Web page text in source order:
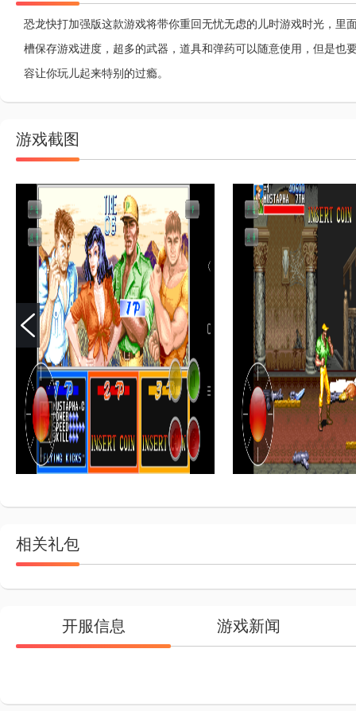
恐龙快打加强版这款游戏将带你重回无忧无虑的儿时游戏时光，里
槽保存游戏进度，超多的武器，道具和弹药可以随意使用，但是也
容让你玩儿起来特别的过瘾。
游戏截图
相关礼包
开服信息 游戏新闻